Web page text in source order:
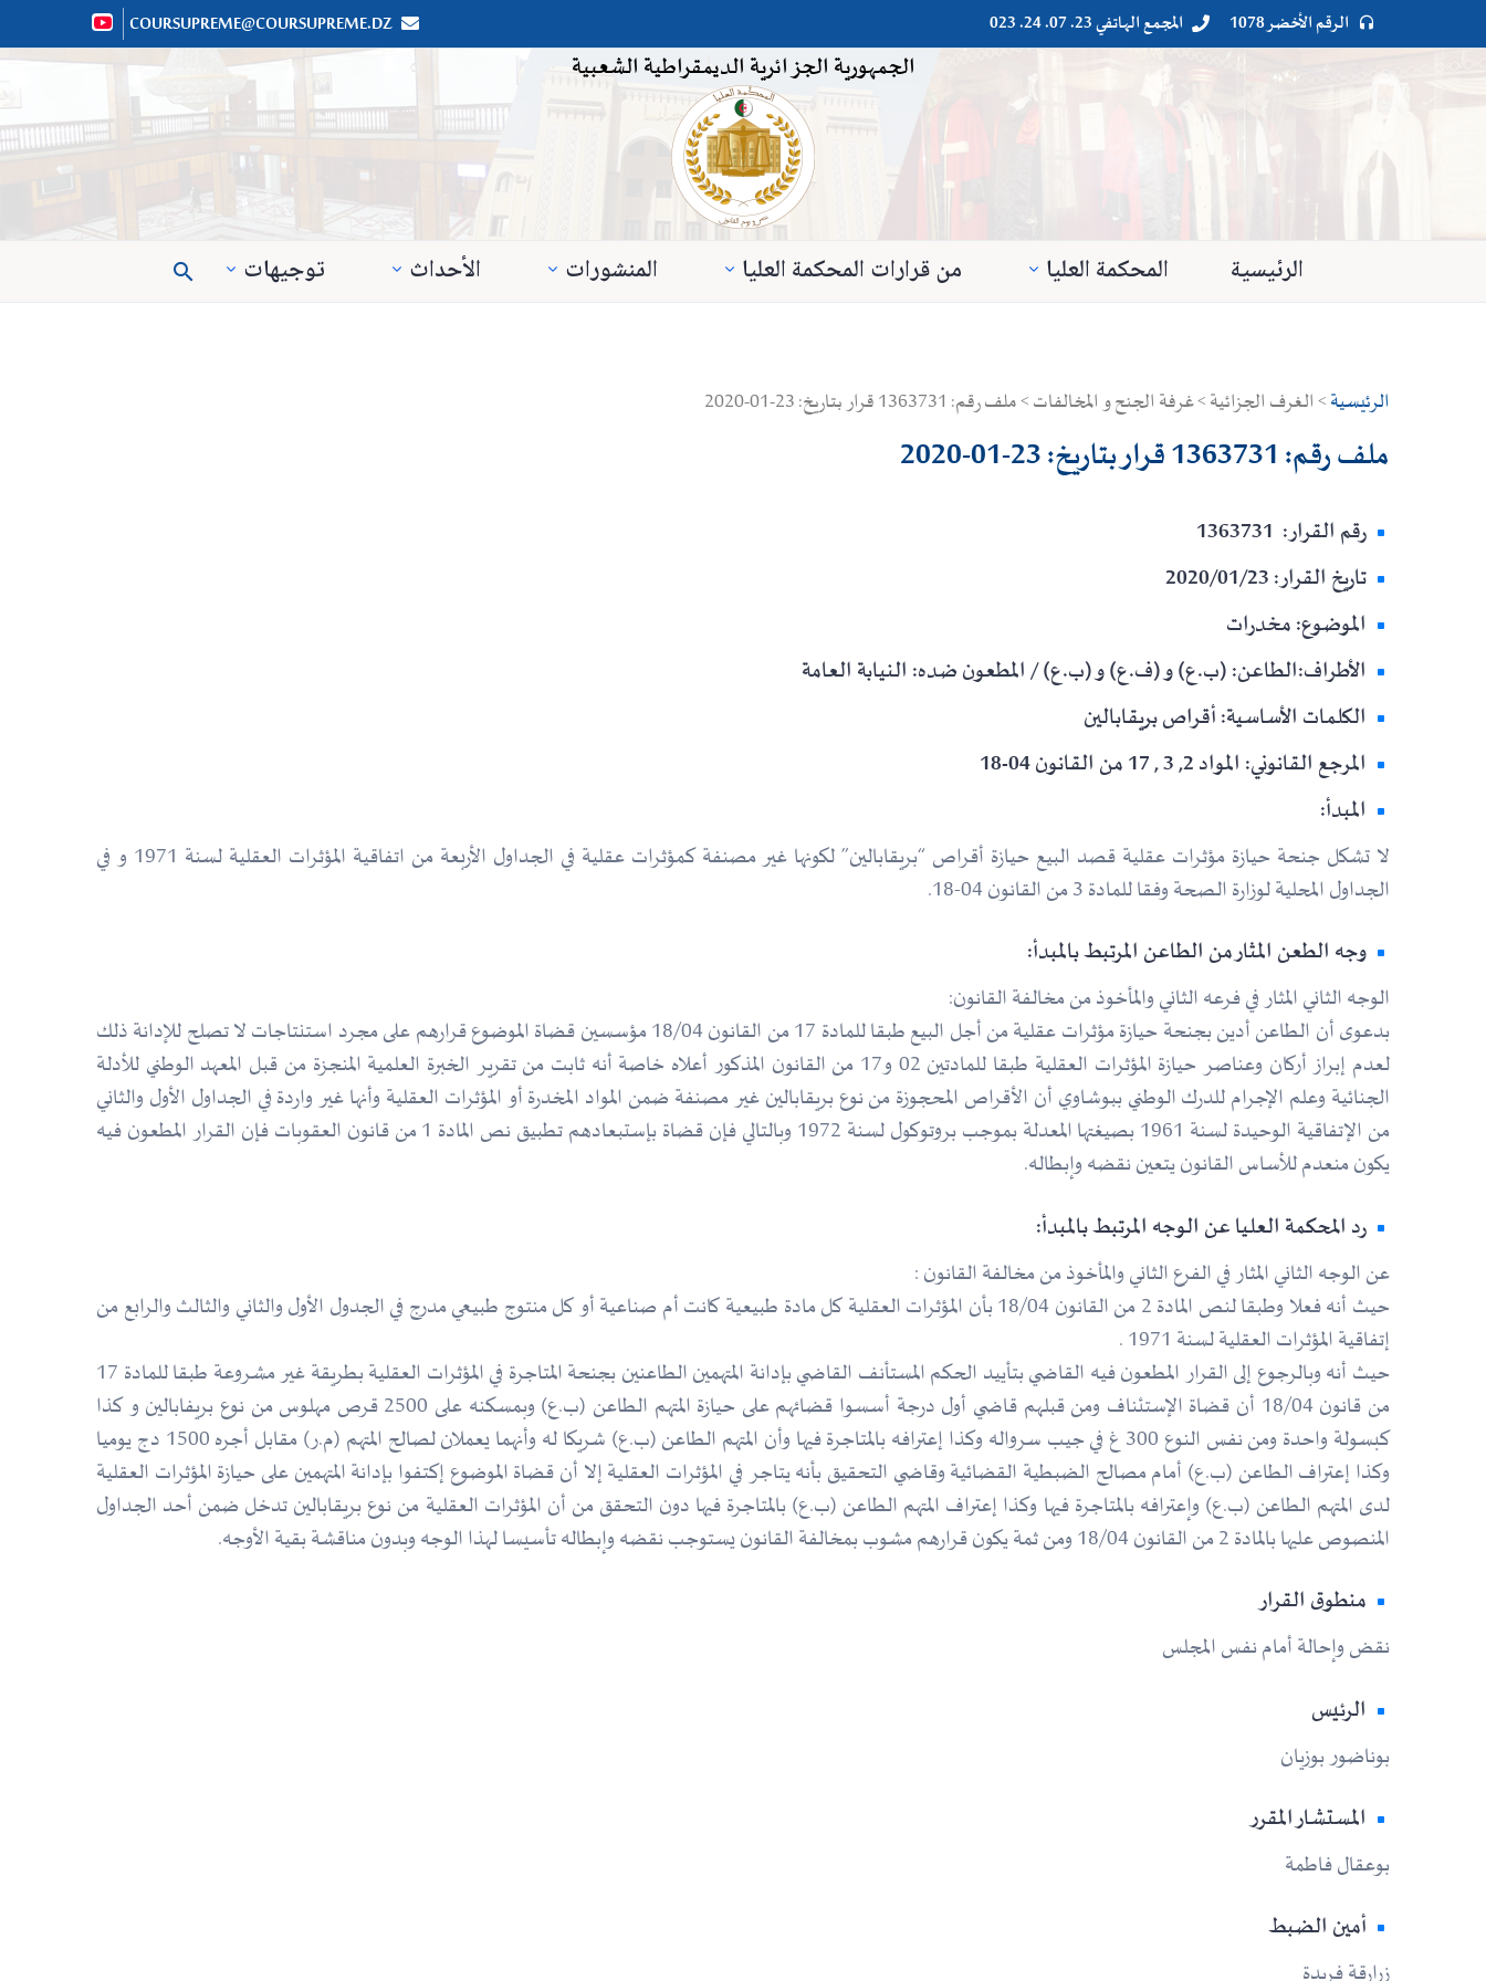

 الرقم الأخضر 1078 
 المجمع الهاتفي 23. 07. 24. 023 

COURSUPREME@COURSUPREME.DZ
الجمهورية الجزائرية الديمقراطية الشعبية
الرئيسية المحكمة العليا من قرارات المحكمة العليا المنشورات الأحداث توجيهات 
الرئيسية> الغرف الجزائية > غرفة الجنح و المخالفات > ملف رقم: 1363731 قرار بتاريخ: 23-01-2020
ملف رقم: 1363731 قرار بتاريخ: 23-01-2020
رقم القرار: 1363731
تاريخ القرار: 2020/01/23
الموضوع: مخدرات
الأطراف:الطاعن: (ب.ع) و (ف.ع) و (ب.ع) / المطعون ضده: النيابة العامة
الكلمات الأساسية: أقراص بريقابالين
المرجع القانوني: المواد 2, 3 , 17 من القانون 04-18
المبدأ:
لا تشكل جنحة حيازة مؤثرات عقلية قصد البيع حيازة أقراص “بريقابالين” لكونها غير مصنفة كمؤثرات عقلية في الجداول الأربعة من اتفاقية المؤثرات العقلية لسنة 1971 و في
الجداول المحلية لوزارة الصحة وفقا للمادة 3 من القانون 04-18.
وجه الطعن المثار من الطاعن المرتبط بالمبدأ:
الوجه الثاني المثار في فرعه الثاني والمأخوذ من مخالفة القانون:
بدعوى أن الطاعن أدين بجنحة حيازة مؤثرات عقلية من أجل البيع طبقا للمادة 17 من القانون 18/04 مؤسسين قضاة الموضوع قرارهم على مجرد استنتاجات لا تصلح للإدانة ذلك
لعدم إبراز أركان وعناصر حيازة المؤثرات العقلية طبقا للمادتين 02 و17 من القانون المذكور أعلاه خاصة أنه ثابت من تقرير الخبرة العلمية المنجزة من قبل المعهد الوطني للأدلة
الجنائية وعلم الإجرام للدرك الوطني ببوشاوي أن الأقراص المحجوزة من نوع بريقابالين غير مصنفة ضمن المواد المخدرة أو المؤثرات العقلية وأنها غير واردة في الجداول الأول والثاني
من الإتفاقية الوحيدة لسنة 1961 بصيغتها المعدلة بموجب بروتوكول لسنة 1972 وبالتالي فإن قضاة بإستبعادهم تطبيق نص المادة 1 من قانون العقوبات فإن القرار المطعون فيه
يكون منعدم للأساس القانون يتعين نقضه وإبطاله.
رد المحكمة العليا عن الوجه المرتبط بالمبدأ:
عن الوجه الثاني المثار في الفرع الثاني والمأخوذ من مخالفة القانون :
حيث أنه فعلا وطبقا لنص المادة 2 من القانون 18/04 بأن المؤثرات العقلية كل مادة طبيعية كانت أم صناعية أو كل منتوج طبيعي مدرج في الجدول الأول والثاني والثالث والرابع من
إتفاقية المؤثرات العقلية لسنة 1971 .
حيث أنه وبالرجوع إلى القرار المطعون فيه القاضي بتأييد الحكم المستأنف القاضي بإدانة المتهمين الطاعنين بجنحة المتاجرة في المؤثرات العقلية بطريقة غير مشروعة طبقا للمادة 17
من قانون 18/04 أن قضاة الإستئناف ومن قبلهم قاضي أول درجة أسسوا قضائهم على حيازة المتهم الطاعن (ب.ع) وبمسكنه على 2500 قرص مهلوس من نوع بريفابالين و كذا
كبسولة واحدة ومن نفس النوع 300 غ في جيب سرواله وكذا إعترافه بالمتاجرة فيها وأن المتهم الطاعن (ب.ع) شريكا له وأنهما يعملان لصالح المتهم (م.ر) مقابل أجره 1500 دج يوميا
وكذا إعتراف الطاعن (ب.ع) أمام مصالح الضبطية القضائية وقاضي التحقيق بأنه يتاجر في المؤثرات العقلية إلا أن قضاة الموضوع إكتفوا بإدانة المتهمين على حيازة المؤثرات العقلية
لدى المتهم الطاعن (ب.ع) وإعترافه بالمتاجرة فيها وكذا إعتراف المتهم الطاعن (ب.ع) بالمتاجرة فيها دون التحقق من أن المؤثرات العقلية من نوع بريقابالين تدخل ضمن أحد الجداول
المنصوص عليها بالمادة 2 من القانون 18/04 ومن ثمة يكون قرارهم مشوب بمخالفة القانون يستوجب نقضه وإبطاله تأسيسا لهذا الوجه وبدون مناقشة بقية الأوجه.
منطوق القرار
نقض وإحالة أمام نفس المجلس
الرئيس
بوناضور بوزيان
المستشار المقرر
بوعقال فاطمة
أمين الضبط